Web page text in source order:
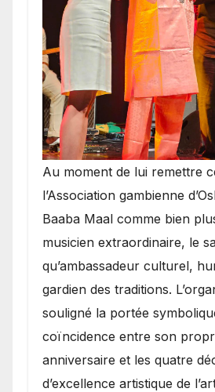
​Au moment de lui remettre
l’Association gambienne
Baaba Maal comme bien
musicien extraordinaire, le
qu’ambassadeur culturel,
gardien des traditions.
souligné la portée
coïncidence entre son
anniversaire et les quatre
d’excellence artistique de